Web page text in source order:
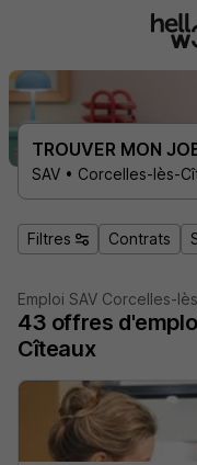
TROUVER MON
SAV • Corcelles-lès-
Filtres Contrats
Emploi SAV Corcelles-
43 offres
Cîteaux